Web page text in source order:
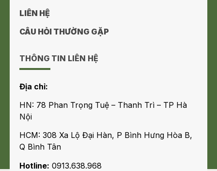
LIÊN HỆ
CÂU HỎI THƯỜNG GẶP
THÔNG TIN LIÊN HỆ
Địa chỉ:
HN: 78 Phan Trọng Tuệ – Thanh Trì – TP Hà
Nội
HCM: 308 Xa Lộ Đại Hàn, P Bình Hưng Hòa B,
Q Bình Tân
Hotline: 0913.638.968